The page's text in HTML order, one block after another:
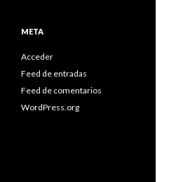
META
Acceder
Feed de entradas
Feed de comentarios
WordPress.org